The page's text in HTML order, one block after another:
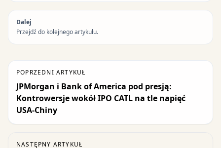
Dalej
Przejdź do kolejnego artykułu.
POPRZEDNI ARTYKUŁ
JPMorgan i Bank of America pod presją:
Kontrowersje wokół IPO CATL na tle napięć
USA-Chiny
NASTĘPNY ARTYKUŁ